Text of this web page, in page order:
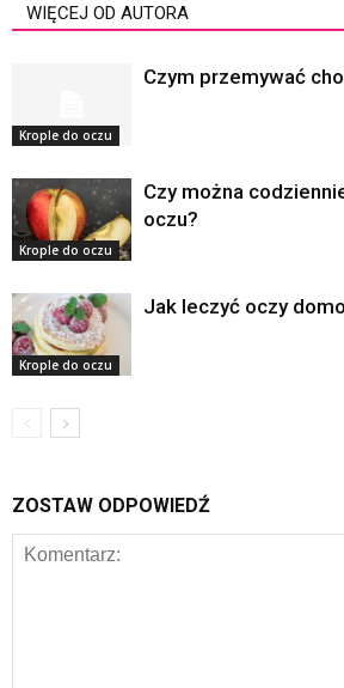
WIĘCEJ OD AUTORA
Krople do oczu
Czym przemywać
Krople do oczu
Czy można
oczu?
Krople do oczu
Jak leczyć oczy
ZOSTAW ODPOWIEDŹ